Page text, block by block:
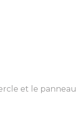
et le panneau